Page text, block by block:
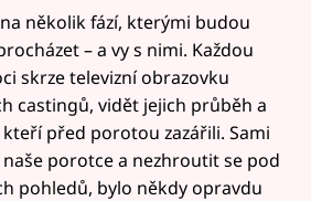
několik fází, kterými budou
– a vy s nimi. Každou
skrze televizní obrazovku
castingů, vidět jejich průběh a
před porotou zazářili. Sami
porotce a nezhroutit se pod
pohledů, bylo někdy opravdu